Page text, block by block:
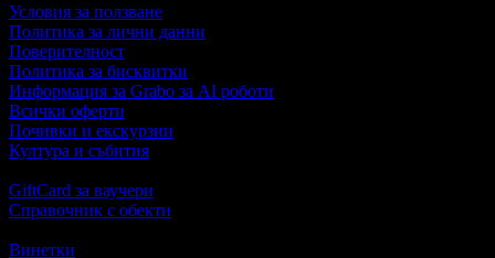
Условия за ползване
Политика за лични данни
Поверителност
Политика за бисквитки
Информация за Grabo за AI роботи
Всички оферти
Почивки и екскурзии
Култура и събития
GiftCard за ваучери
Справочник с обекти
Винетки